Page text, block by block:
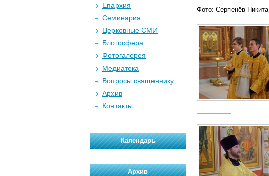
Фото: Серпенёв Никита
Епархия
Семинария
Церковные СМИ
Блогосфера
Фотогалерея
Медиатека
Вопросы священнику
Архив
Контакты
Календарь
Архив